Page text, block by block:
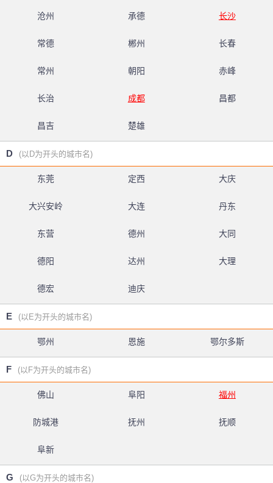
沧州 承德 长沙
常德 郴州 长春
常州 朝阳 赤峰
长治 成都 昌都
昌吉 楚雄
D (以D为开头的城市名)
东莞 定西 大庆
大兴安岭 大连 丹东
东营 德州 大同
德阳 达州 大理
德宏 迪庆
E (以E为开头的城市名)
鄂州 恩施 鄂尔多斯
F (以F为开头的城市名)
佛山 阜阳 福州
防城港 抚州 抚顺
阜新
G (以G为开头的城市名)